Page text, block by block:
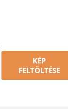
KÉP
FELTÖLTÉSE